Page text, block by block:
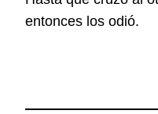
entonces los odió.